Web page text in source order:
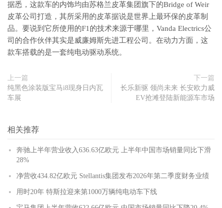
据悉，这款车的内饰均由苏格兰皮革集团旗下的Bridge of Weir
皮革公司打造，其所采用的皮革据说是世界上最环保的皮革制
品。要说到它所使用的F1的技术来源于哪里，Vanda Electrics公
司的合作伙伴其实是威廉姆斯先进工程公司。在动力方面，这
款车搭载的是一套纯电动驱动系统。
上一篇
纯黑色涂装版宝马i8现身日内瓦
车展
下一篇
长乐新驱 领尚未来 长安欧力威
EV抢滩登陆新能源车市场
相关推荐
奔驰上半年营业收入636.63亿欧元 上半年中国市场销量同比下滑
28%
净营收434.82亿欧元 Stellantis集团发布2026年第二季度财务业绩
用时20年 特斯拉迎来第1000万辆纯电动车下线